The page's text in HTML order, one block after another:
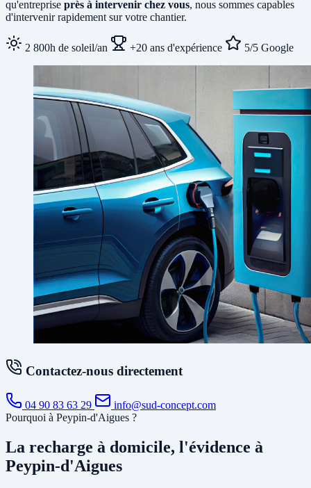
qu'entreprise près à intervenir chez vous, nous sommes capables
d'intervenir rapidement sur votre chantier.
2 800h de soleil/an +20 ans d'expérience 5/5 Google
Contactez-nous directement
04 90 83 63 29
info@sud-concept.com
Pourquoi à Peypin-d'Aigues ?
La recharge à domicile, l'évidence à
Peypin-d'Aigues